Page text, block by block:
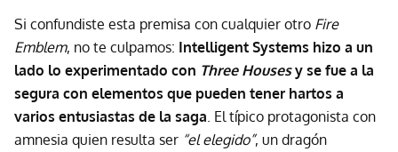
Si confundiste esta premisa con cualquier otro Fire
Emblem, no te culpamos: Intelligent Systems hizo a un
lado lo experimentado con Three Housesy se fue a la
segura con elementos que pueden tener hartos a
varios entusiastas de la saga . El típico protagonista con
amnesia quien resulta ser “el elegido”, un dragón